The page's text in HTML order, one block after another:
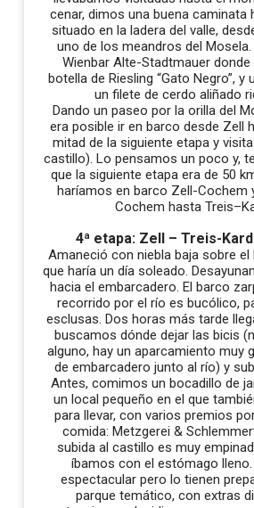
cenar, dimos una buena caminata
situado en la ladera del valle,
uno de los meandros del Mosela.
Wienbar Alte-Stadtmauer
botella de Riesling “Gato Negro”,
un filete de cerdo aliñado
Dando un paseo por la orilla del
era posible ir en barco desde Zell
mitad de la siguiente etapa y
castillo). Lo pensamos un poco y,
que la siguiente etapa era de 50
haríamos en barco Zell-Cochem
Cochem hasta
4ª etapa: Zell – Treis-
Amaneció con niebla baja sobre el
que haría un día soleado.
hacia el embarcadero. El barco
recorrido por el río es bucólico,
esclusas. Dos horas más tarde
buscamos dónde dejar las bicis
alguno, hay un aparcamiento muy
de embarcadero junto al río) y
Antes, comimos un bocadillo de
un local pequeño en el que
para llevar, con varios premios
comida: Metzgerei &
subida al castillo es muy
íbamos con el estómago
espectacular pero lo tienen
parque temático, con extras